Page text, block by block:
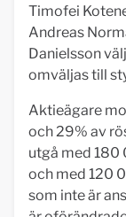
Timofei
Andreas
Danielsson
omväljas till
Aktieägare
och 29% av
utgå med
och med 120
som inte är